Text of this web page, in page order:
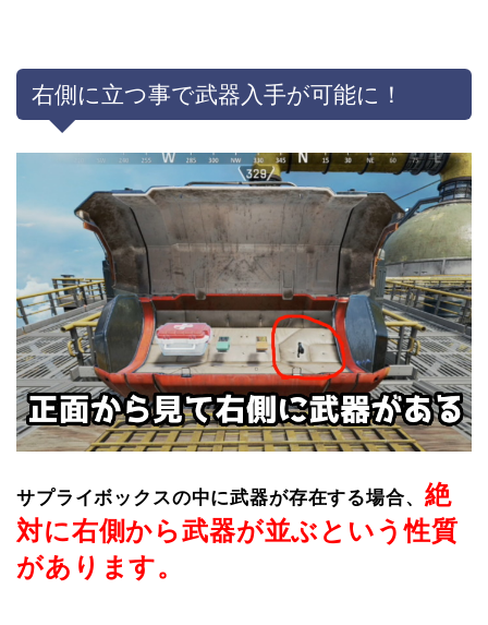
右側に立つ事で武器入手が可能に！
サプライボックスの中に武器が存在する場合、 絶
対に右側から武器が並ぶという性質
があります。